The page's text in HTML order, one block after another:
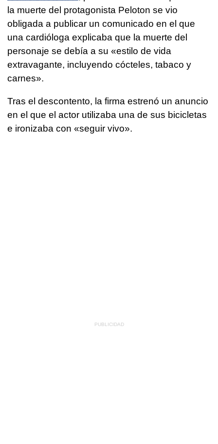
la muerte del protagonista Peloton se vio
obligada a publicar un comunicado en el que
una cardióloga explicaba que la muerte del
personaje se debía a su «estilo de vida
extravagante, incluyendo cócteles, tabaco y
carnes».
Tras el descontento, la firma estrenó un anuncio
en el que el actor utilizaba una de sus bicicletas
e ironizaba con «seguir vivo».